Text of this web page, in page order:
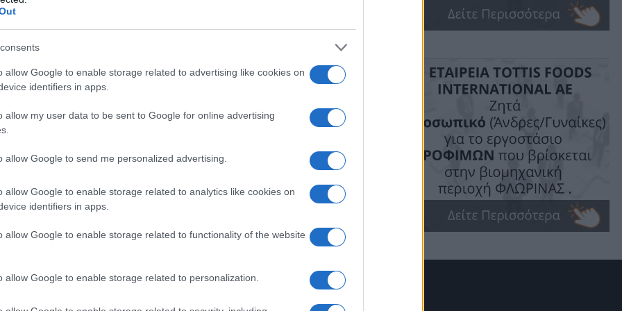
allow Google to enable storage related to advertising like cookies on
identifiers in apps.
allow my user data to be sent to Google for online advertising
allow Google to send me personalized advertising.
allow Google to enable storage related to analytics like cookies on
identifiers in apps.
allow Google to enable storage related to functionality of the website
allow Google to enable storage related to personalization.
και μάθετε πρώτοι όλες τις ειδήσεις!
χώρας που θα χρηματοδοτηθούν από κονδύλια του Ταμείου
«ψηφιακά» και μέσω γιγαντοοθόνης, οι έλληνες
Πρωθυπουργό Κυριάκο Μητσοτάκη και την Πρόεδρο της
Ursula von der Leyen, σήμερα το πρωί.